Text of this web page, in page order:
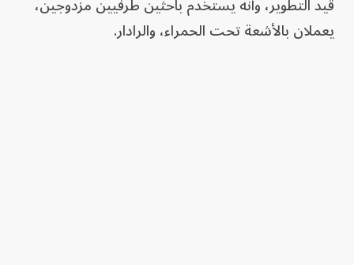
يعملان بالأشعة تحت الحمراء، والرادار.